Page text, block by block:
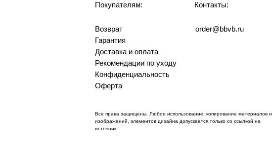
Контакты:
order@bbvb.ru
Покупателям:
Все права защищены. Любое использование, копирование материалов и
изображений, элементов дизайна допускается только со ссылкой на
источник.
Конфиденциальность
Оферта
Рекомендации по уходу
Доставка и оплата
Гарантия
Возврат